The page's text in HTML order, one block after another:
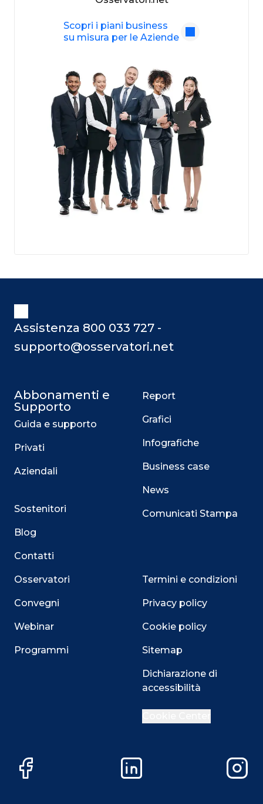
Scopri i piani business
su misura per le Aziende
Assistenza 800 033 727 -
supporto@osservatori.net
Abbonamenti e
Supporto
Guida e supporto
Privati
Aziendali
Sostenitori
Blog
Contatti
Osservatori
Convegni
Webinar
Programmi
Report
Grafici
Infografiche
Business case
News
Comunicati Stampa
Termini e condizioni
Privacy policy
Cookie policy
Sitemap
Dichiarazione di
accessibilità
Facebook LinkedIn
Questo sito utilizza i cookie